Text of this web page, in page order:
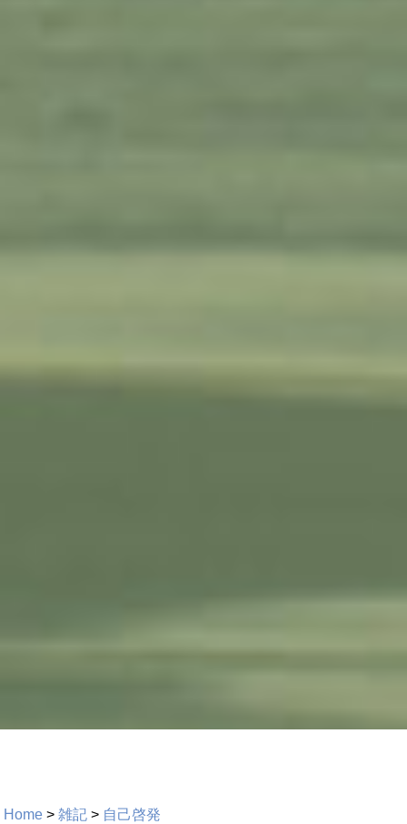
Home >雑記 > 自己啓発